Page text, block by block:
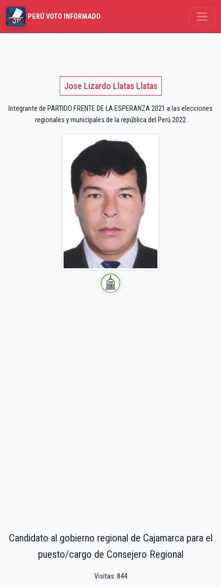
PERÚ VOTO INFORMADO
Jose Lizardo Llatas Llatas
Integrante de PARTIDO FRENTE DE LA ESPERANZA 2021 a las elecciones
regionales y municipales de la república del Perú 2022
Candidato al gobierno regional de Cajamarca para el
puesto/cargo de Consejero Regional
Visitas: 844